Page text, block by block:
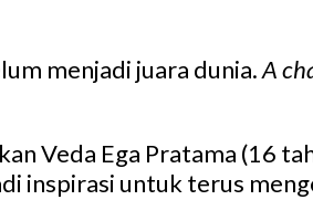
menjadi juara dunia.A
Veda Ega Pratama (16
inspirasi untuk terus